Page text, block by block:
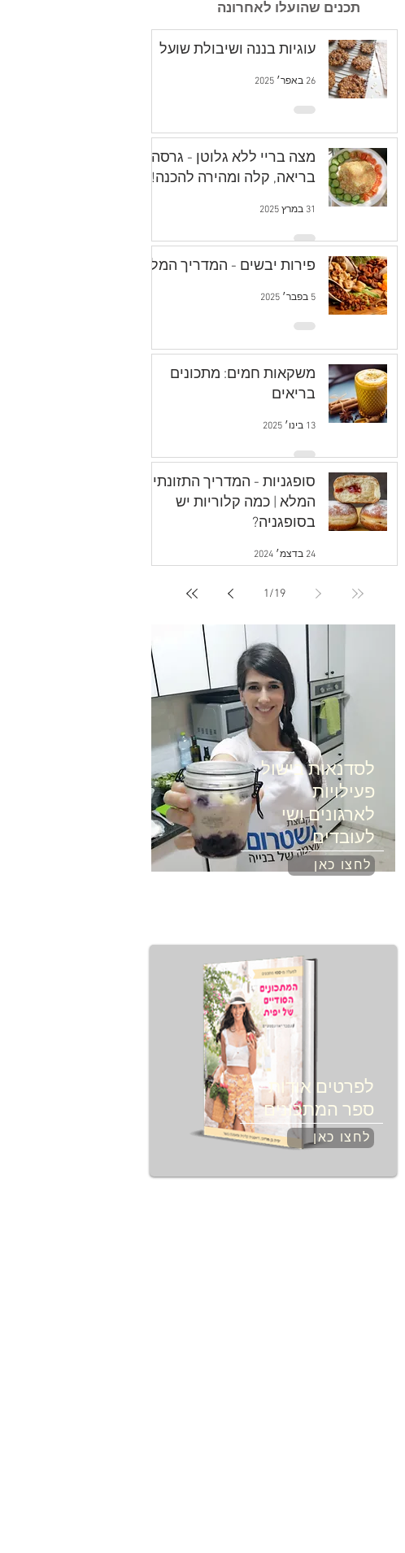
עוגיות בננה ושיבולת שועל
26 באפר׳ 2025
מצה בריי ללא גלוטן - גרסה
בריאה, קלה ומהירה להכנה!
31 במרץ 2025
פירות יבשים - המדריך המלא
5 בפבר׳ 2025
משקאות חמים: מתכונים
בריאים
13 בינו׳ 2025
סופגניות - המדריך התזונתי
המלא | כמה קלוריות יש
בסופגניה?
24 בדצמ׳ 2024
1/19
לסדנאות בישול
פעילויות
לארגונים ושי
לעובדים
לחצו כאן
לפרטים אודות
ספר המתכונים
לחצו כאן